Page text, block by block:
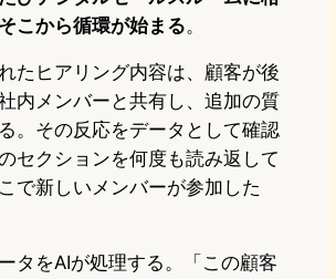
こから循環が始まる。
たヒアリング内容は、顧客が後
内メンバーと共有し、追加の質
。その反応をデータとして確認
セクションを何度も読み返して
で新しいメンバーが参加した
タをAIが処理する。「この顧客